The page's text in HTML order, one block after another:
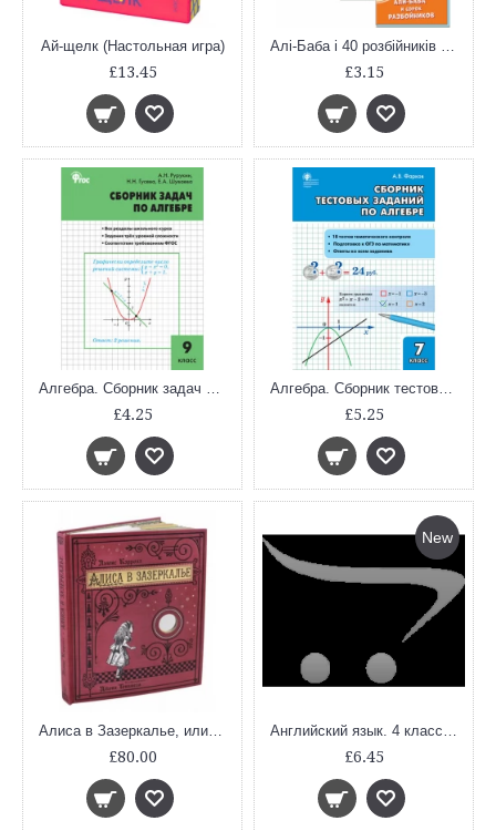
Ай-щелк (Настольная игра)
£13.45
Алі-Баба і 40 розбійників (Помаранчеві книжки)
£3.15
Алгебра. Сборник задач по алгебре 9 кл.
£4.25
Алгебра. Сборник тестовых заданий по алгебре 7 кл.
£5.25
Алиса в Зазеркалье, или Сквозь зеркало и что там увидела Алиса (тканевая обложка)
£80.00
New
Английский язык. 4 класс. Английский в фокусе. Контрольные задания. ФГОС
£6.45